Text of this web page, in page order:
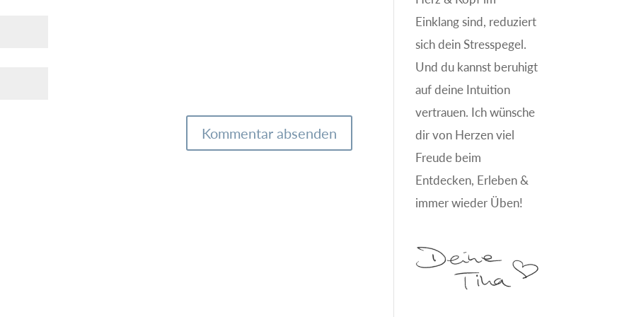
Einklang sind, reduziert
sich dein Stresspegel.
Und du kannst beruhigt
auf deine Intuition
vertrauen. Ich wünsche
dir von Herzen viel
Freude beim
Entdecken, Erleben &
immer wieder Üben!